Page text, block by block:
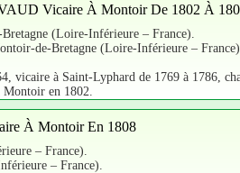
Vicaire À Montoir De 1802 À
(Loire-Inférieure – France).
de-Bretagne (Loire-Inférieure –
vicaire à Saint-Lyphard de 1769 à 1786,
en 1802.
À Montoir En 1808
– France).
– France).